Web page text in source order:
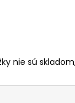
nie sú